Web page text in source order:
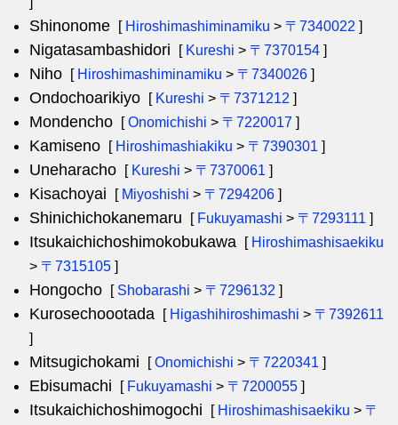
Shinonome [ Hiroshimashiminamiku > 〒7340022 ]
Nigatasambashidori [ Kureshi > 〒7370154 ]
Niho [ Hiroshimashiminamiku > 〒7340026 ]
Ondochoarikiyo [ Kureshi > 〒7371212 ]
Mondencho [Onomichishi > 〒7220017 ]
Kamiseno [ Hiroshimashiakiku > 〒7390301 ]
Uneharacho [ Kureshi > 〒7370061 ]
Kisachoyai [ Miyoshishi > 〒7294206 ]
Shinichichokanemaru [ Fukuyamashi > 〒7293111 ]
Itsukaichichoshimokobukawa [ Hiroshimashisaekiku
> 〒7315105 ]
Hongocho [ Shobarashi > 〒7296132 ]
Kurosechoootada [ Higashihiroshimashi > 〒7392611
]
Mitsugichokami [Onomichishi > 〒7220341 ]
Ebisumachi [ Fukuyamashi > 〒7200055 ]
Itsukaichichoshimogochi [ Hiroshimashisaekiku > 〒